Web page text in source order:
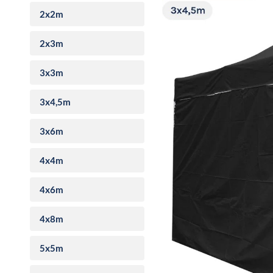
2x2m
2x3m
3x3m
3x4,5m
3x6m
4x4m
4x6m
4x8m
5x5m